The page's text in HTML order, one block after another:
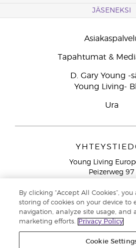
JÄSENEKSI
Tapahtumat &
D. Gary Young -
Young Living-
Ura
Young Living
Peizerweg 97
Netherlands
Ilmainen yhteydenotto
913 239
Email:
By clicking “Accept All Cookies”,
storing of cookies on your device to
navigation, analyze site usage, and
marketing efforts.
Privacy Policy
Cookie